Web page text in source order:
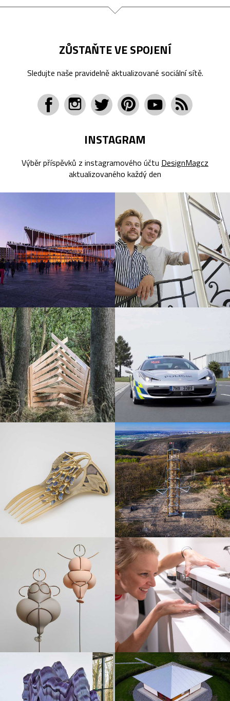
ZŮSTAŇTE VE SPOJENÍ
Sledujte naše pravidelně aktualizované sociální sítě.
INSTAGRAM
Výběr příspěvků z instagramového účtu DesignMagcz
aktualizovaného každý den